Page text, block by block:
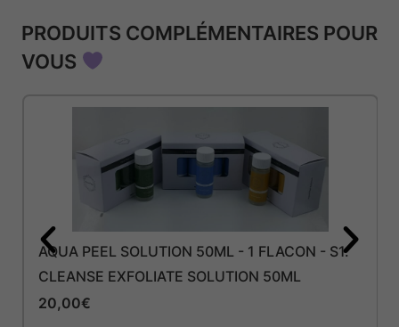
PRODUITS COMPLÉMENTAIRES POUR
VOUS
AQUA PEEL SOLUTION 50ML - 1 FLACON - S1.
CLEANSE EXFOLIATE SOLUTION 50ML
20,00€